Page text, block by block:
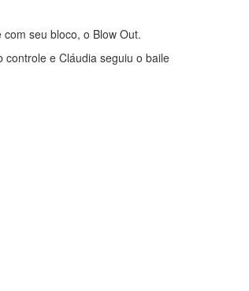
seu bloco, o Blow Out.
e Cláudia seguiu o baile